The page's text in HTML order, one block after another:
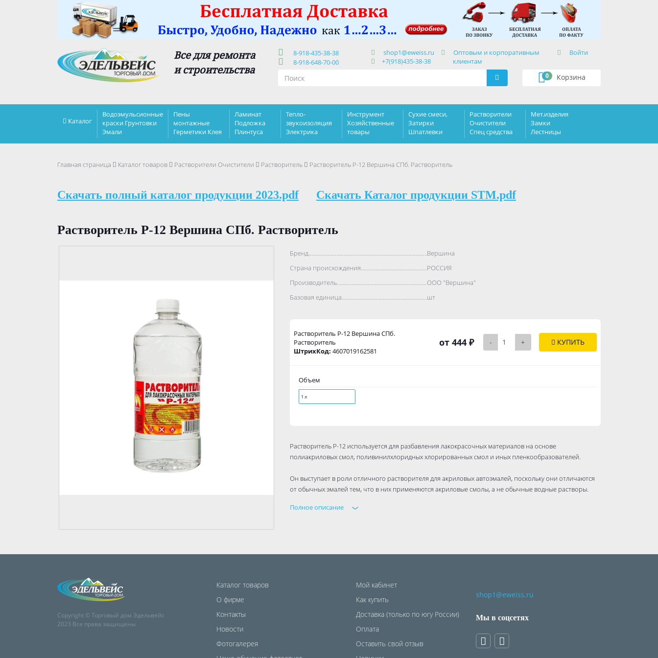
Все для ремонта
и строительства
8-918-435-38-38
8-918-648-70-00
shop1@eweiss.ru
+7(918)435-38-38
Оптовым и корпоративным
клиентам
Войти
Корзина
0
Каталог
Водоэмульсионные
краски Грунтовки
Эмали
Пены
монтажные
Герметики Клея
Ламинат
Подложка
Плинтуса
Тепло-
звукоизоляция
Электрика
Инструмент
Хозяйственные
товары
Сухие смеси,
Затирки
Шпатлевки
Растворители
Очистители
Спец средства
Мет.изделия
Замки
Лестницы
Главная страница Каталог товаров Растворители Очистители Растворитель Растворитель Р-12 Вершина СПб. Растворитель
Скачать полный каталог продукции 2023.pdf Скачать Каталог продукции STM.pdf
Растворитель Р-12 Вершина СПб. Растворитель
Бренд..................................................................................Вершина
Страна происхождения..................................................................................
РОССИЯ
Производитель..................................................................................
ООО "Вершина"
Базовая единица..................................................................................
шт
Растворитель Р-12 Вершина СПб.
Растворитель
ШтрихКод: 4607019162581
от 444 ₽ - + КУПИТЬ
Объем
1 л
Растворитель Р-12 используется для разбавления лакокрасочных материалов на основе
полиакриловых смол, поливинилхлоридных хлорированных смол и иных пленкообразователей.
Он выступает в роли отличного растворителя для акриловых автоэмалей, поскольку они отличаются
от обычных эмалей тем, что в них применяются акриловые смолы, а не обычные водные растворы.
Полное описание
Copyright © Торговый дом Эдельвейс
2023 Все права защищены
Каталог товаров
О фирме
Контакты
Новости
Фотогалерея
Мой кабинет
Как купить
Доставка (только по югу России)
Оплата
Оставить свой отзыв
shop1@eweiss.ru
Мы в соцсетях